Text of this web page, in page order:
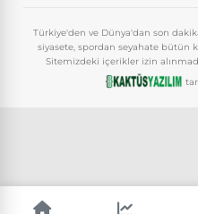
Türkiye'den ve Dünya'dan son
siyasete, spordan seyahate bütün
Sitemizdeki içerikler izin